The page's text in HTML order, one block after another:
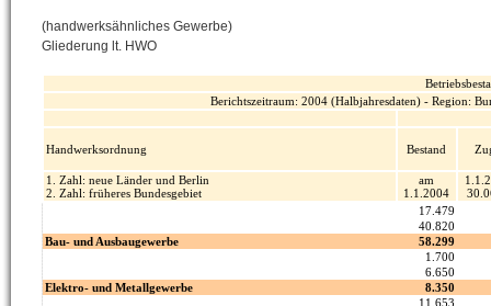
(handwerksähnliches Gewerbe)
Gliederung lt. HWO